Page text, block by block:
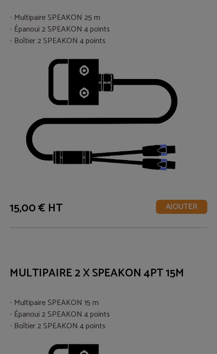
Multipaire SPEAKON 25 m
Épanoui 2 SPEAKON 4 points
Boîtier 2 SPEAKON 4 points
15,00 € HT AJOUTER
MULTIPAIRE 2 X SPEAKON 4PT 15M
Multipaire SPEAKON 15 m
Épanoui 2 SPEAKON 4 points
Boîtier 2 SPEAKON 4 points